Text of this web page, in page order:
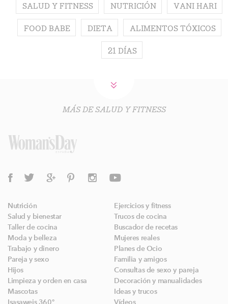
SALUD Y FITNESS NUTRICIÓN VANI HARI
FOOD BABE DIETA ALIMENTOS TÓXICOS
21 DÍAS
MÁS DE SALUD Y FITNESS
Nutrición
Ejercicios y fitness
Salud y bienestar
Trucos de cocina
Taller de cocina
Buscador de recetas
Moda y belleza
Mujeres reales
Trabajo y dinero
Planes de Ocio
Pareja y sexo
Familia y amigos
Hijos
Consultas de sexo y pareja
Limpieza y orden en casa
Decoración y manualidades
Mascotas
Ideas y trucos
Isasaweis 360º
Vídeos